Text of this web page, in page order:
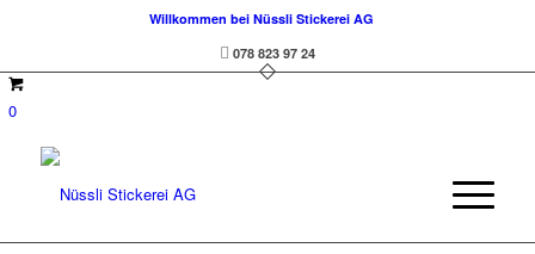
Willkommen bei Nüssli Stickerei AG
078 823 97 24
0